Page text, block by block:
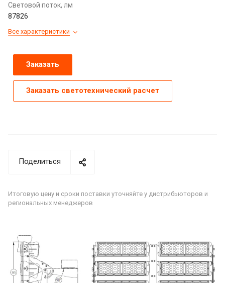
Световой поток, лм
87826
Все характеристики
Заказать
Заказать светотехнический расчет
Поделиться
Итоговую цену и сроки поставки уточняйте у дистрибьюторов и
региональных менеджеров